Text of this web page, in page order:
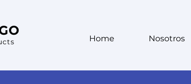
Home Nosotros